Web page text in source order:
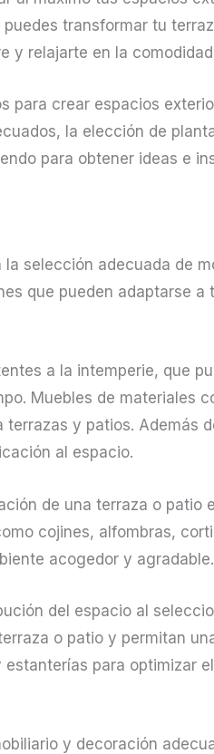
transformar tu
y relajarte en la
crear espacios
la elección de
para obtener ideas e
selección adecuada de
que pueden adaptarse a
a la intemperie, que
Muebles de materiales
y patios. Además
al espacio.
de una terraza o patio
cojines, alfombras,
acogedor y agradable.
del espacio al
o patio y permitan
para optimizar
y decoración